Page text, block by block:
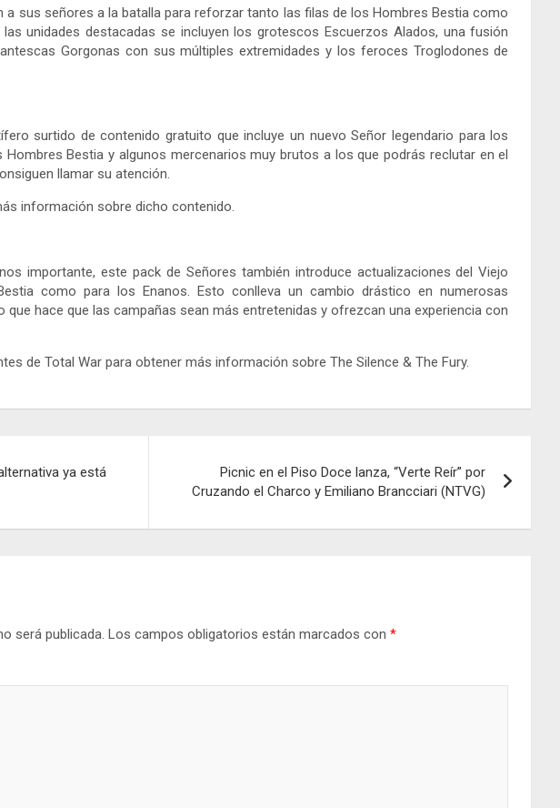
a sus señores a la batalla para reforzar tanto las filas de los Hombres Bestia como
unidades destacadas se incluyen los grotescos Escuerzos Alados, una fusión
Gorgonas con sus múltiples extremidades y los feroces Troglodones de
surtido de contenido gratuito que incluye un nuevo Señor legendario para los
Hombres Bestia y algunos mercenarios muy brutos a los que podrás reclutar en el
llamar su atención.
información sobre dicho contenido.
importante, este pack de Señores también introduce actualizaciones del Viejo
como para los Enanos. Esto conlleva un cambio drástico en numerosas
hace que las campañas sean más entretenidas y ofrezcan una experiencia con
de Total War para obtener más información sobre The Silence & The Fury.
ya está
Picnic en el Piso Doce lanza, “Verte Reír” por
Cruzando el Charco y Emiliano Brancciari (NTVG)
será publicada. Los campos obligatorios están marcados con *